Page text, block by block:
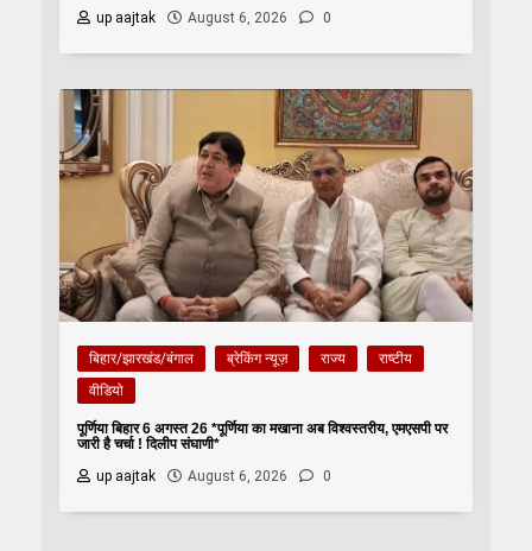
up aajtak
August 6, 2026 0
बिहार/झारखंड/बंगाल ब्रेकिंग न्यूज़ राज्य
राष्टीय
वीडियो
पूर्णिया बिहार 6 अगस्त 26 *पूर्णिया का मखाना अब विश्वस्तरीय, एमएसपी पर
जारी है चर्चा ! दिलीप संघाणी*
up aajtak
August 6, 2026 0